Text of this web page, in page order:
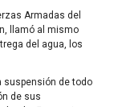
Armadas del
llamó al mismo
del agua, los
suspensión de todo
de sus